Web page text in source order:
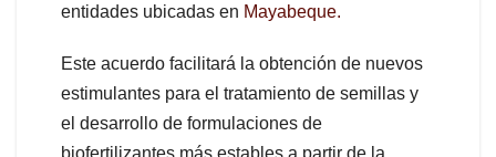
entidades ubicadas en Mayabeque.
Este acuerdo facilitará la obtención de nuevos
estimulantes para el tratamiento de semillas y
el desarrollo de formulaciones de
biofertilizantes más estables a partir de la